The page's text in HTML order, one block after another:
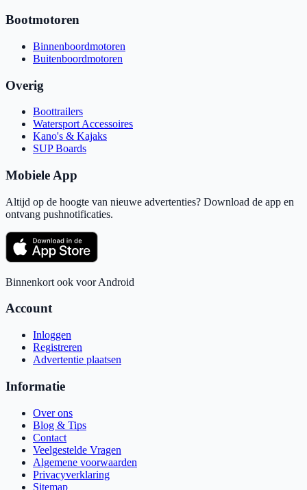
Bootmotoren
Binnenboordmotoren
Buitenboordmotoren
Overig
Boottrailers
Watersport Accessoires
Kano's & Kajaks
SUP Boards
Mobiele App
Altijd op de hoogte van nieuwe advertenties? Download de app en
ontvang pushnotificaties.
Binnenkort ook voor Android
Account
Inloggen
Registreren
Advertentie plaatsen
Informatie
Over ons
Blog & Tips
Contact
Veelgestelde Vragen
Algemene voorwaarden
Privacyverklaring
Sitemap